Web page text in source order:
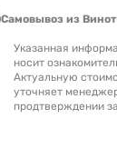
Самовывоз из
Указанная
носит
Актуальную
уточняет
продтверждении